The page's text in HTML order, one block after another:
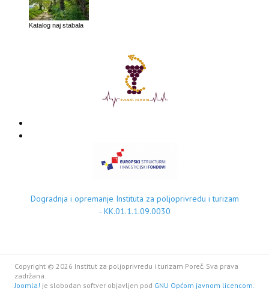
Katalog naj stabala
Dogradnja i opremanje Instituta za poljoprivredu i turizam
- KK.01.1.1.09.0030
Copyright © 2026 Institut za poljoprivredu i turizam Poreč. Sva prava
zadržana.
Joomla! je slobodan softver objavljen pod GNU Općom javnom licencom.